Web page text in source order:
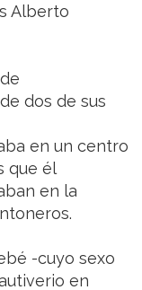
Alberto
dos de sus
en un centro
que él
en la
-cuyo sexo
en